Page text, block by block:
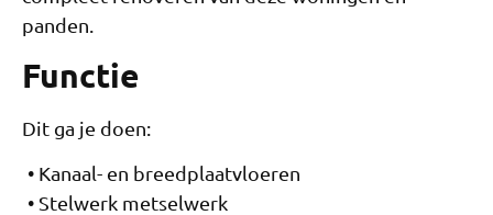
panden.
Functie
Dit ga je doen:
Kanaal- en breedplaatvloeren
Stelwerk metselwerk